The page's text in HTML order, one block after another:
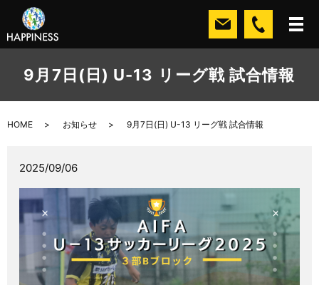
9月7日(日) U-13 リーグ戦 試合情報
HOME お知らせ 9月7日(日) U-13 リーグ戦 試合情報
2025/09/06